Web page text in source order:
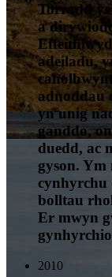
Torrodd yr
a
adeiladu,
adnoddau
yn unig
ganddo,
duedd, ac
gyson. Ym
cynhyrchu
bolltau
Er mwyn
2010